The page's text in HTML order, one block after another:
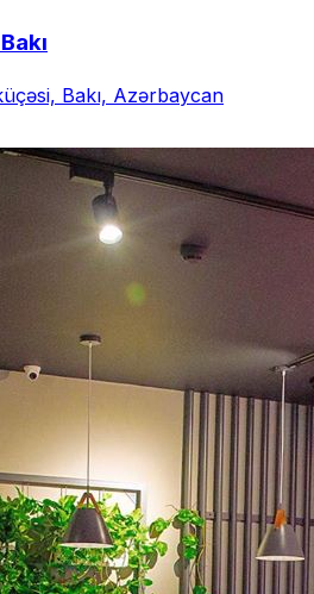
Bakı, Azərbaycan